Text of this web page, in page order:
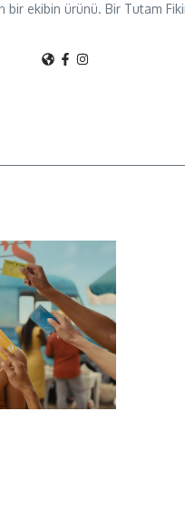
ekibin ürünü. Bir Tutam